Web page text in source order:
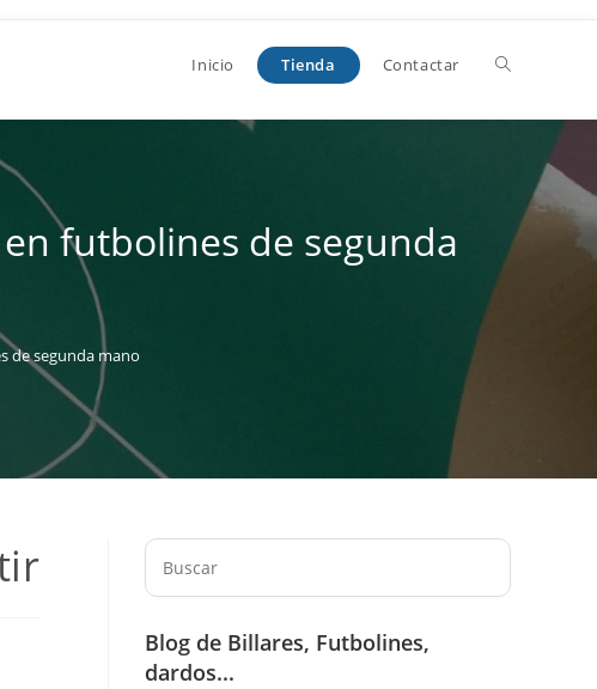
Inicio Tienda Contactar Alternar
búsqueda
de
futbolines de segunda
de segunda mano
Pulsa
Blog de Billares, Futbolines,
dardos...